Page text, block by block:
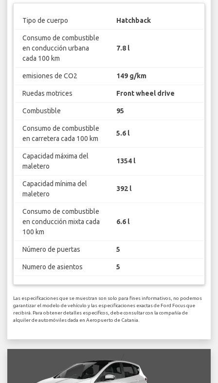
Tipo de cuerpo Hatchback
Consumo de combustible
en conducción urbana
cada 100 km
7.8 l
emisiones de CO2 149 g/km
Ruedas motrices Front wheel drive
Combustible 95
Consumo de combustible
en carretera cada 100 km
5.6 l
Capacidad máxima del
maletero
1354 l
Capacidad mínima del
maletero
392 l
Consumo de combustible
en conducción mixta cada
100 km
6.6 l
Número de puertas 5
Numero de asientos 5
Las especificaciones que se muestran son solo para fines informativos, no podemos
garantizar el modelo de vehículo y las especificaciones exactas de Ford Focus que
recibirá. Para obtener detalles específicos, debe consultar con la compañía de
alquiler de automóviles dada en Aeropuerto de Catania.